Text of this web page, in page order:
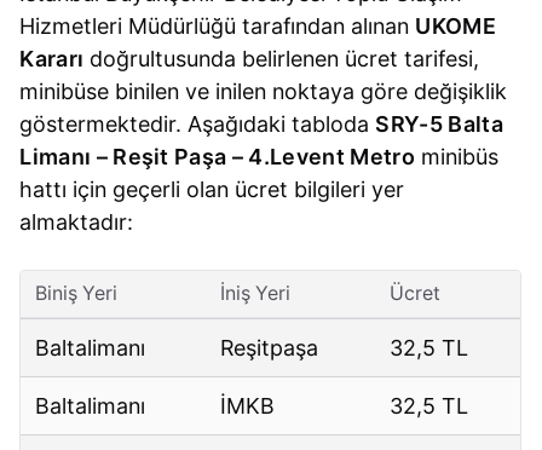
Hizmetleri Müdürlüğü tarafından alınan UKOME
Kararı doğrultusunda belirlenen ücret tarifesi,
minibüse binilen ve inilen noktaya göre değişiklik
göstermektedir. Aşağıdaki tabloda SRY-5 Balta
Limanı – Reşit Paşa – 4.Levent Metro minibüs
hattı için geçerli olan ücret bilgileri yer
almaktadır:
Biniş Yeri İniş Yeri Ücret
Baltalimanı Reşitpaşa 32,5 TL
Baltalimanı İMKB 32,5 TL